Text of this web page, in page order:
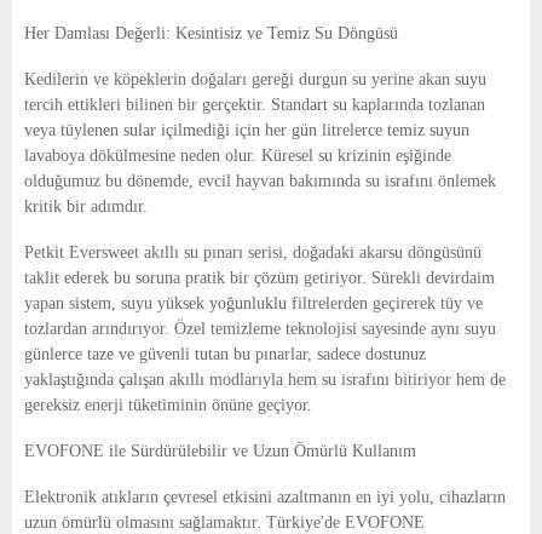
Her Damlası Değerli: Kesintisiz ve Temiz Su Döngüsü
Kedilerin ve köpeklerin doğaları gereği durgun su yerine akan suyu
tercih ettikleri bilinen bir gerçektir. Standart su kaplarında tozlanan
veya tüylenen sular içilmediği için her gün litrelerce temiz suyun
lavaboya dökülmesine neden olur. Küresel su krizinin eşiğinde
olduğumuz bu dönemde, evcil hayvan bakımında su israfını önlemek
kritik bir adımdır.
Petkit Eversweet akıllı su pınarı serisi, doğadaki akarsu döngüsünü
taklit ederek bu soruna pratik bir çözüm getiriyor. Sürekli devirdaim
yapan sistem, suyu yüksek yoğunluklu filtrelerden geçirerek tüy ve
tozlardan arındırıyor. Özel temizleme teknolojisi sayesinde aynı suyu
günlerce taze ve güvenli tutan bu pınarlar, sadece dostunuz
yaklaştığında çalışan akıllı modlarıyla hem su israfını bitiriyor hem de
gereksiz enerji tüketiminin önüne geçiyor.
EVOFONE ile Sürdürülebilir ve Uzun Ömürlü Kullanım
Elektronik atıkların çevresel etkisini azaltmanın en iyi yolu, cihazların
uzun ömürlü olmasını sağlamaktır. Türkiye'de EVOFONE